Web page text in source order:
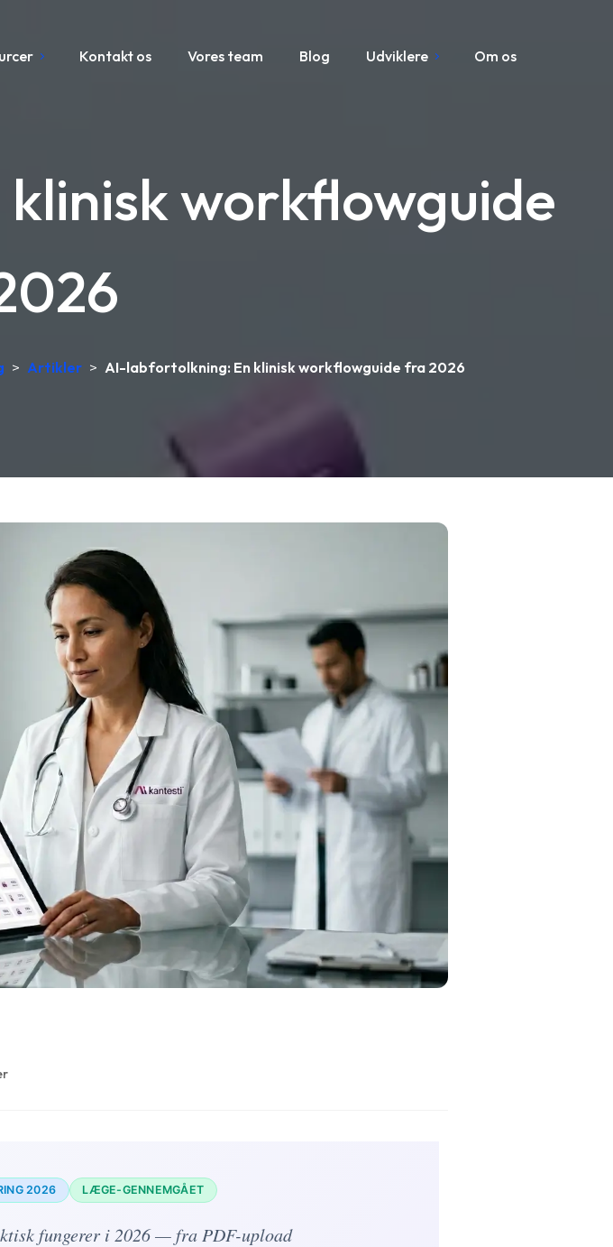
Kontakt os Vores team Blog Udviklere Om os
workflowguide
> Artikler > AI-labfortolkning: En klinisk workflowguide fra 2026
2026 LÆGE-GENNEMGÅET
fungerer i 2026 — fra PDF-upload